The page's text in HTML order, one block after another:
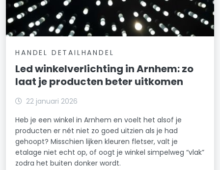
HANDEL DETAILHANDEL
Led winkelverlichting in Arnhem: zo
laat je producten beter uitkomen
22 januari 2026
Heb je een winkel in Arnhem en voelt het alsof je
producten er nét niet zo goed uitzien als je had
gehoopt? Misschien lijken kleuren fletser, valt je
etalage niet echt op, of oogt je winkel simpelweg “vlak”
zodra het buiten donker wordt.